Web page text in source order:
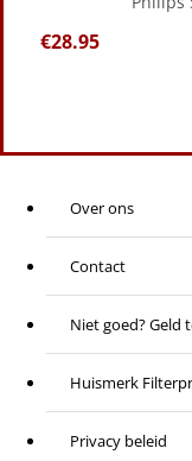
€28.95
Over ons
Contact
Niet goed? Geld
Huismerk
Privacy beleid